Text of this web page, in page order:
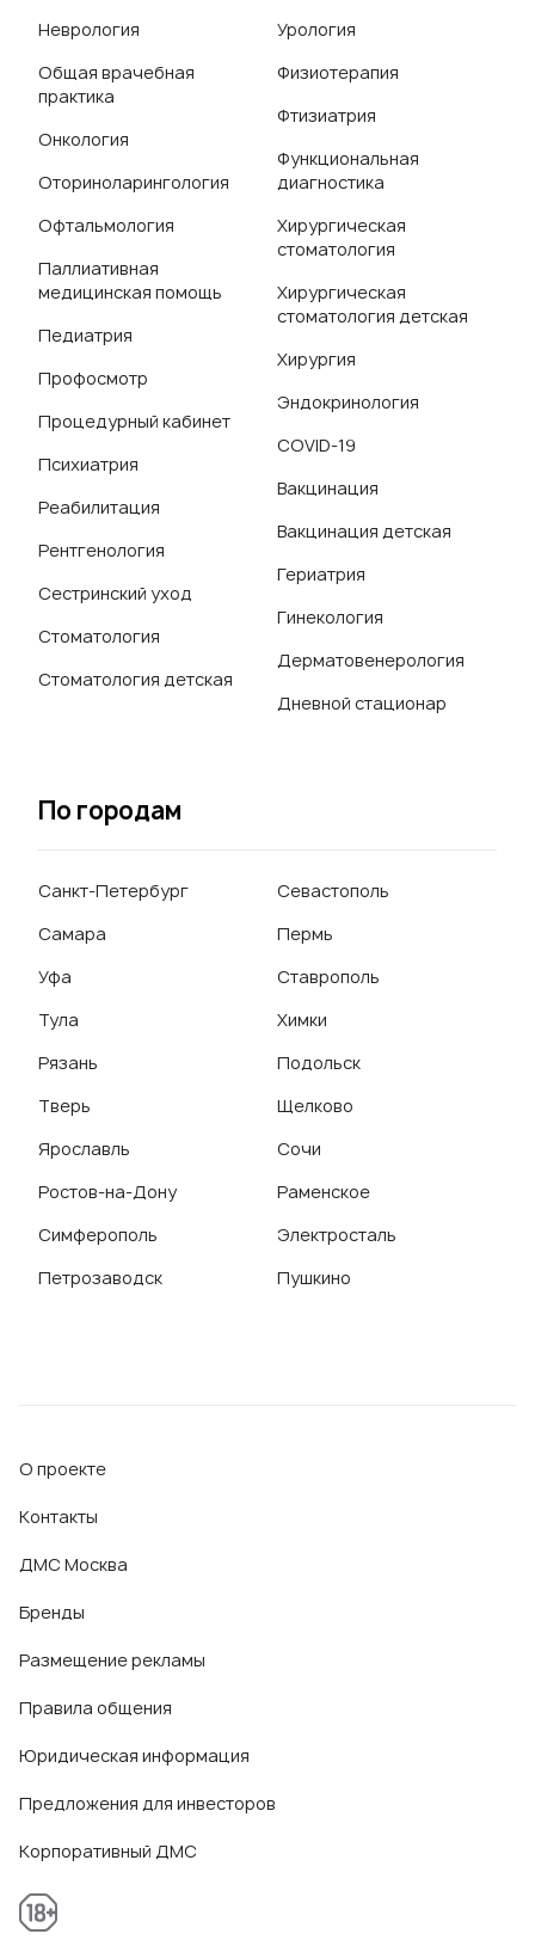
Неврология
Общая врачебная
практика
Онкология
Оториноларингология
Офтальмология
Паллиативная
медицинская помощь
Педиатрия
Профосмотр
Процедурный кабинет
Психиатрия
Реабилитация
Рентгенология
Сестринский уход
Стоматология
Стоматология детская
Урология
Физиотерапия
Фтизиатрия
Функциональная
диагностика
Хирургическая
стоматология
Хирургическая
стоматология детская
Хирургия
Эндокринология
COVID-19
Вакцинация
Вакцинация детская
Гериатрия
Гинекология
Дерматовенерология
Дневной стационар
По городам
Санкт-Петербург
Самара
Уфа
Тула
Рязань
Тверь
Ярославль
Ростов-на-Дону
Симферополь
Петрозаводск
Севастополь
Пермь
Ставрополь
Химки
Подольск
Щелково
Сочи
Раменское
Электросталь
Пушкино
О проекте
Контакты
ДМС Москва
Бренды
Размещение рекламы
Правила общения
Юридическая информация
Предложения для инвесторов
Корпоративный ДМС